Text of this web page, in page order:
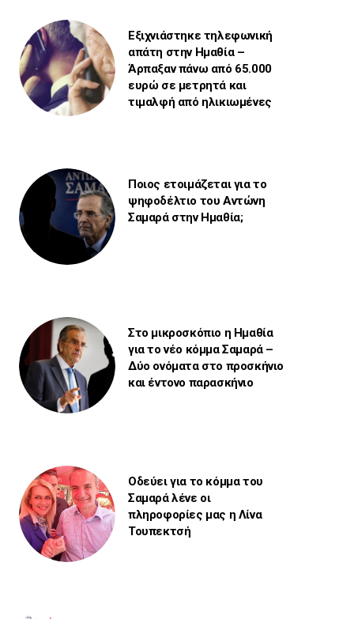
Εξιχνιάστηκε τηλεφωνική
απάτη στην Ημαθία –
Άρπαξαν πάνω από 65.000
ευρώ σε μετρητά και
τιμαλφή από ηλικιωμένες
Ποιος ετοιμάζεται για το
ψηφοδέλτιο του Αντώνη
Σαμαρά στην Ημαθία;
Στο μικροσκόπιο η Ημαθία
για το νέο κόμμα Σαμαρά –
Δύο ονόματα στο προσκήνιο
και έντονο παρασκήνιο
Οδεύει για το κόμμα του
Σαμαρά λένε οι
πληροφορίες μας η Λίνα
Τουπεκτσή